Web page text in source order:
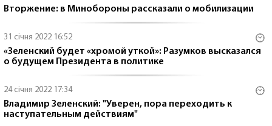
Вторжение: в Минобороны рассказали о мобилизации
31 січня 2022 16:52
«Зеленский будет «хромой уткой»: Разумков высказался
о будущем Президента в политике
24 січня 2022 17:34
Владимир Зеленский: "Уверен, пора переходить к
наступательным действиям"